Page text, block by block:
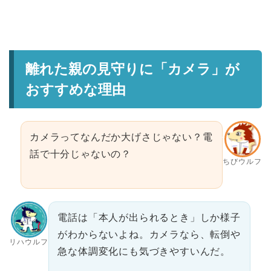
離れた親の見守りに「カメラ」が
おすすめな理由
ちびウルフ
カメラってなんだか大げさじゃない？電
話で十分じゃないの？
リハウルフ
電話は「本人が出られるとき」しか様子
がわからないよね。カメラなら、転倒や
急な体調変化にも気づきやすいんだ。